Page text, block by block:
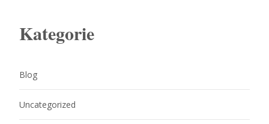
Kategorie
Blog
Uncategorized